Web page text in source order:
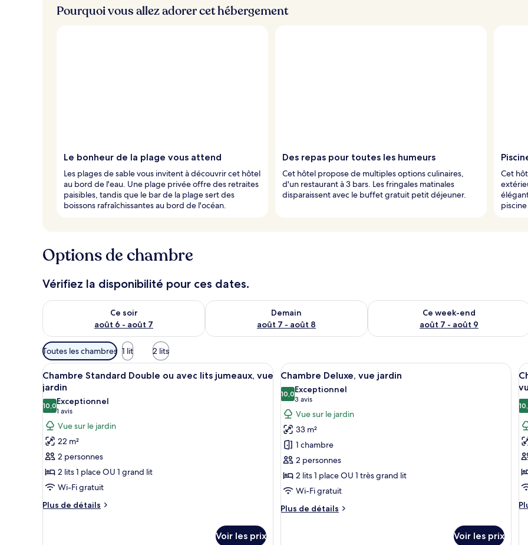
Pourquoi vous allez adorer cet hébergement
Le bonheur de la plage vous attend
Les plages de sable vous invitent à découvrir cet hôtel
au bord de l'eau. Une plage privée offre des retraites
paisibles, tandis que le bar de la plage sert des
boissons rafraîchissantes au bord de l'océan.
Des repas pour toutes les humeurs
Cet hôtel propose de multiples options culinaires,
d'un restaurant à 3 bars. Les fringales matinales
disparaissent avec le buffet gratuit petit déjeuner.
Cet
Options de chambre
Vérifiez la disponibilité pour ces dates.
Ce soir
août 6 - août 7
Vérifier la disponibilité pour ce soir août 6 - août 7
Demain
août 7 - août 8
Vérifier la disponibilité pour demain août 7 - août 8
Ce week-end
août 7 - août 9
Vérifier la disponibilité pour ce week-
Filtres
disponibles
pour
les
chambres
Toutes les chambres 1 lit 2 lits
Afficher
toutes
les
photos
pour
ce
type
de
chambre :
Chambre
Standard
Une chambre d’hôtel avec un grand lit, deux tables de chevet, une chaise et une petite table avec une lampe.
4
Chambre Standard Double ou avec lits jumeaux, vue
jardin
10,010,0 sur 10
Exceptionnel
1 avis
(1 avis)
Vue sur le jardin
22 m²
2 personnes
2 lits 1 place OU 1 grand lit
Wi-Fi gratuit
Plus de détails
Plus
Voir les prix
Afficher
toutes
les
photos
pour
ce
type
de
chambre :
Chambre
Deluxe,
Une chambre d’hôtel comprenant
5
Chambre Deluxe, vue jardin
10,010,0 sur 10
Exceptionnel
3 avis
(3 avis)
Vue sur le jardin
33 m²
1 chambre
2 personnes
2 lits 1 place OU 1 très grand lit
Wi-Fi gratuit
Plus de détails
Plus
Voir les prix